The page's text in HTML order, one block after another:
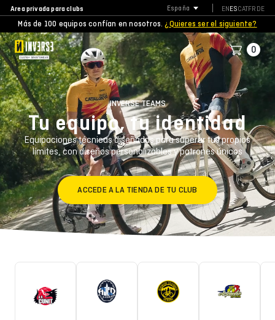
Area privada para clubs
Más de 100 equipos confían en nosotros.¿Quieres ser el siguiente?
España ENESCATFR DE
0
INVERSE TEAMS
Tu equipo, tu identidad
Equipaciones técnicas diseñadas para superar tus propios
límites, con diseños personalizables y patrones únicos
ACCEDE A LA TIENDA DE TU CLUB